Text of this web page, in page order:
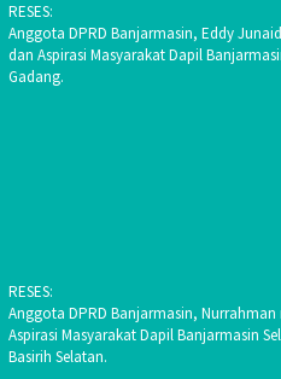
RESES:
Anggota DPRD Banjarmasin, Eddy
dan Aspirasi Masyarakat Dapil
Gadang.
RESES:
Anggota DPRD Banjarmasin,
Aspirasi Masyarakat Dapil Banjarmasin
Basirih Selatan.